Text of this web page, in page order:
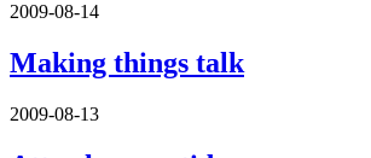
2009-08-14
Making things talk
2009-08-13